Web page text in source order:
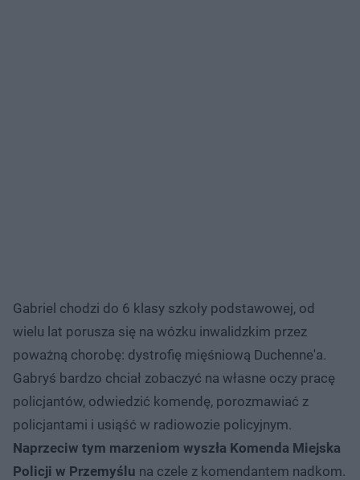
Gabriel chodzi do 6 klasy szkoły podstawowej, od
wielu lat porusza się na wózku inwalidzkim przez
poważną chorobę: dystrofię mięśniową Duchenne'a.
Gabryś bardzo chciał zobaczyć na własne oczy pracę
policjantów, odwiedzić komendę, porozmawiać z
policjantami i usiąść w radiowozie policyjnym.
Naprzeciw tym marzeniom wyszła Komenda Miejska
Policji w Przemyślu na czele z komendantem nadkom.